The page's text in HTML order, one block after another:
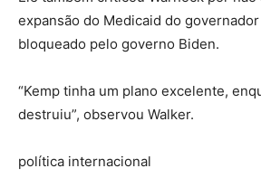
expansão do Medicaid do
bloqueado pelo governo Biden.
“Kemp tinha um plano excelente,
destruiu”, observou Walker.
política internacional